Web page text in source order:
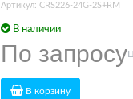
Артикул: CRS226-24G-2S+RM
В наличии
По запросу
В корзину